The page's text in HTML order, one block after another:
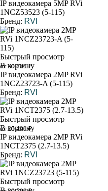
IP видеокамера 5MP RVi
1NCZ53523 (5-115)
Бренд: RVI
Быстрый просмотр
В корзину
от 30 800 ₽
IP видеокамера 2MP RVi
1NCZ23723-A (5-115)
Бренд: RVI
Быстрый просмотр
В корзину
от 25 400 ₽
IP видеокамера 2MP RVi
1NCT2375 (2.7-13.5)
Бренд: RVI
Быстрый просмотр